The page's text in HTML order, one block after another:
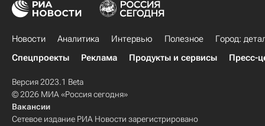
Новости Аналитика Интервью Полезное
Город:
Спецпроекты
Реклама Продукты и сервисы Пресс-
Версия 2023.1 Beta
© 2026 МИА «Россия сегодня»
Вакансии
Сетевое издание РИА Новости зарегистрировано